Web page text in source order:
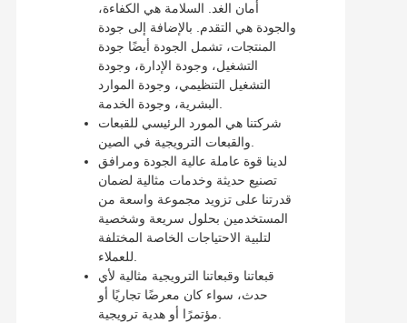
أمان الغد. السلامة هي الكفاءة،
والجودة هي التقدم. بالإضافة إلى جودة
المنتجات، تشمل الجودة أيضًا جودة
التشغيل، وجودة الإدارة، وجودة
التشغيل التنظيمي، وجودة الموارد
شركتنا هي المورد الرئيسي للقبعات
لدينا قوة عاملة عالية الجودة ومرافق
تصنيع حديثة وخدمات مثالية لضمان
قدرتنا على تزويد مجموعة واسعة من
المستخدمين بحلول سريعة وشخصية
لتلبية الاحتياجات الخاصة المختلفة
قبعاتنا وقبعاتنا الترويجية مثالية لأي
حدث، سواء كان معرضًا تجاريًا أو